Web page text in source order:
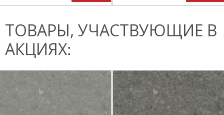
ТОВАРЫ, УЧАСТВУЮЩИЕ В
АКЦИЯХ: